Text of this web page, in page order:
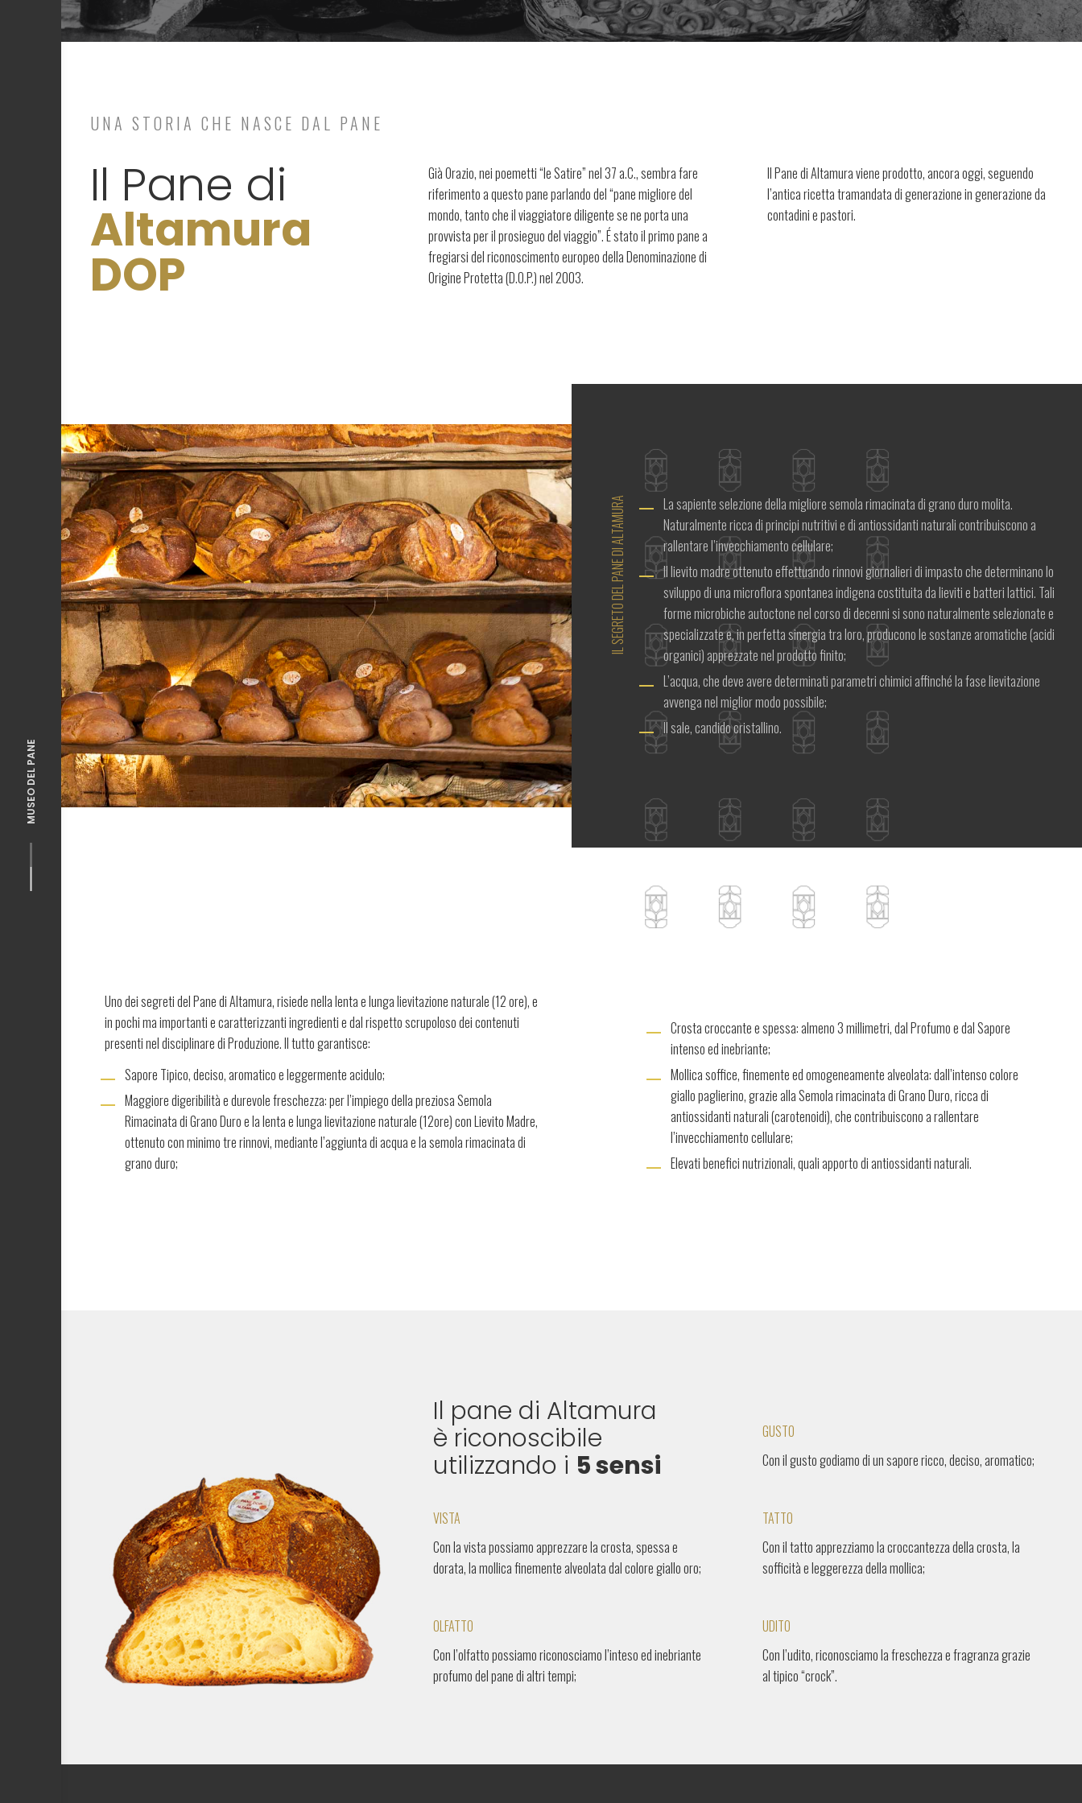
MUSEO DEL PANE
UNA STORIA CHE NASCE DAL PANE
Il Pane di
Altamura
DOP
Già Orazio, nei poemetti “le Satire” nel 37 a.C., sembra fare
riferimento a questo pane parlando del “pane migliore del
mondo, tanto che il viaggiatore diligente se ne porta una
provvista per il prosieguo del viaggio”. É stato il primo pane a
fregiarsi del riconoscimento europeo della Denominazione di
Origine Protetta (D.O.P.) nel 2003.
Il Pane di Altamura viene prodotto, ancora oggi, seguendo
l’antica ricetta tramandata di generazione in generazione da
contadini e pastori.
IL SEGRETO DEL PANE DI ALTAMURA
La sapiente selezione della migliore semola rimacinata di grano duro molita.
Naturalmente ricca di principi nutritivi e di antiossidanti naturali contribuiscono a
rallentare l’invecchiamento cellulare;
Il lievito madre ottenuto effettuando rinnovi giornalieri di impasto che determinano lo
sviluppo di una microflora spontanea indigena costituita da lieviti e batteri lattici. Tali
forme microbiche autoctone nel corso di decenni si sono naturalmente selezionate e
specializzate e, in perfetta sinergia tra loro, producono le sostanze aromatiche (acidi
organici) apprezzate nel prodotto finito;
L’acqua, che deve avere determinati parametri chimici affinché la fase lievitazione
avvenga nel miglior modo possibile;
Il sale, candido cristallino.
Uno dei segreti del Pane di Altamura, risiede nella lenta e lunga lievitazione naturale (12 ore), e
in pochi ma importanti e caratterizzanti ingredienti e dal rispetto scrupoloso dei contenuti
presenti nel disciplinare di Produzione. Il tutto garantisce:
Sapore Tipico, deciso, aromatico e leggermente acidulo;
Maggiore digeribilità e durevole freschezza: per l’impiego della preziosa Semola
Rimacinata di Grano Duro e la lenta e lunga lievitazione naturale (12ore) con Lievito Madre,
ottenuto con minimo tre rinnovi, mediante l’aggiunta di acqua e la semola rimacinata di
grano duro;
Crosta croccante e spessa: almeno 3 millimetri, dal Profumo e dal Sapore
intenso ed inebriante;
Mollica soffice, finemente ed omogeneamente alveolata: dall’intenso colore
giallo paglierino, grazie alla Semola rimacinata di Grano Duro, ricca di
antiossidanti naturali (carotenoidi), che contribuiscono a rallentare
l’invecchiamento cellulare;
Elevati benefici nutrizionali, quali apporto di antiossidanti naturali.
Il pane di Altamura
è riconoscibile
utilizzando i 5 sensi
VISTA
Con la vista possiamo apprezzare la crosta, spessa e
dorata, la mollica finemente alveolata dal colore giallo oro;
OLFATTO
Con l’olfatto possiamo riconosciamo l’inteso ed inebriante
profumo del pane di altri tempi;
GUSTO
Con il gusto godiamo di un sapore ricco, deciso, aromatico;
TATTO
Con il tatto apprezziamo la croccantezza della crosta, la
sofficità e leggerezza della mollica;
UDITO
Con l’udito, riconosciamo la freschezza e fragranza grazie
al tipico “crock”.